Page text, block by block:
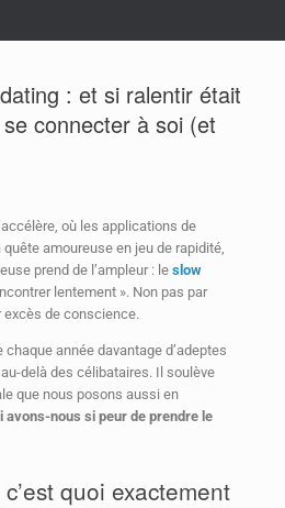
: et si ralentir était
connecter à soi (et
où les applications de
amoureuse en jeu de rapidité,
prend de l’ampleur : le slow
lentement ». Non pas par
excès de conscience.
année davantage d’adeptes
delà des célibataires. Il soulève
que nous posons aussi en
avons-nous si peur de prendre le
quoi exactement